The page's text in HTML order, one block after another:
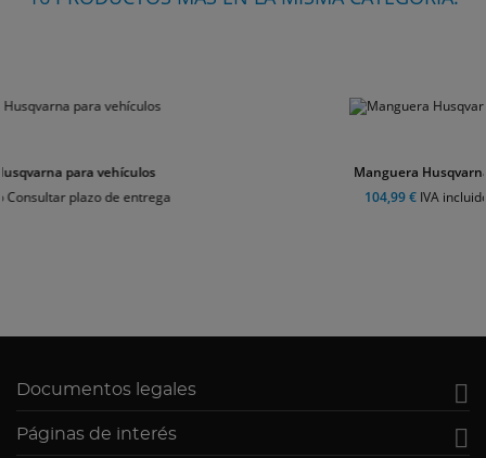
Manguera Husqvarna 15 metros limpieza tuberías
104,99 €IVA incluido Consultar plazo de entrega
Documentos legales 
Páginas de interés 